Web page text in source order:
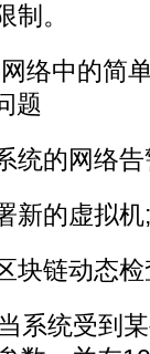
。
络中的简
题
统的网络
新的虚拟机;
块链动态
系统受到